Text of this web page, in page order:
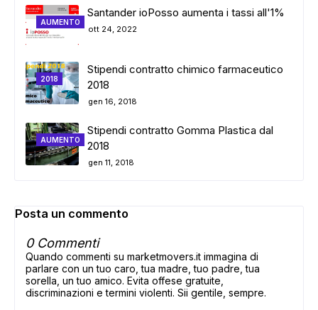
AUMENTO
Santander ioPosso aumenta i tassi all'1%
ott 24, 2022
2018
Stipendi contratto chimico farmaceutico
2018
gen 16, 2018
AUMENTO
Stipendi contratto Gomma Plastica dal
2018
gen 11, 2018
Posta un commento
0 Commenti
Quando commenti su marketmovers.it immagina di
parlare con un tuo caro, tua madre, tuo padre, tua
sorella, un tuo amico. Evita offese gratuite,
discriminazioni e termini violenti. Sii gentile, sempre.